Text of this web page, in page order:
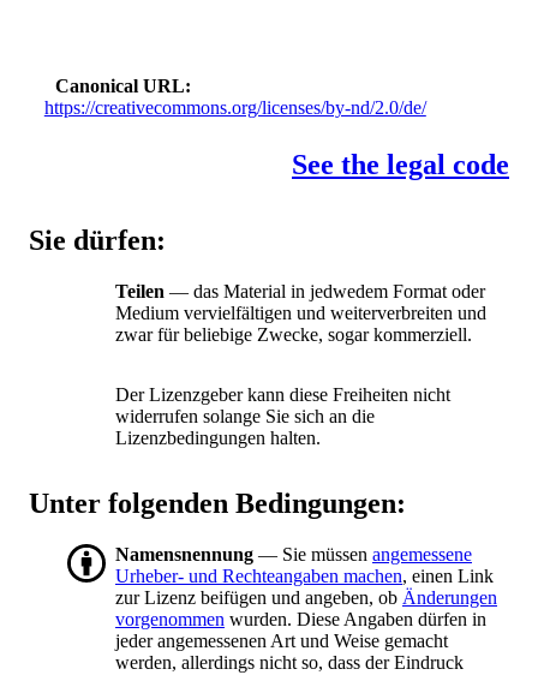
Canonical URL
https://creativecommons.org/licenses/by-nd/2.0/de/
See the legal code
Sie dürfen:
Teilen — das Material in jedwedem Format oder
Medium vervielfältigen und weiterverbreiten und
zwar für beliebige Zwecke, sogar kommerziell.
Der Lizenzgeber kann diese Freiheiten nicht
widerrufen solange Sie sich an die
Lizenzbedingungen halten.
Unter folgenden Bedingungen:
Namensnennung — Sie müssen angemessene
Urheber- und Rechteangaben machen, einen Link
zur Lizenz beifügen und angeben, ob Änderungen
vorgenommen wurden. Diese Angaben dürfen in
jeder angemessenen Art und Weise gemacht
werden, allerdings nicht so, dass der Eindruck